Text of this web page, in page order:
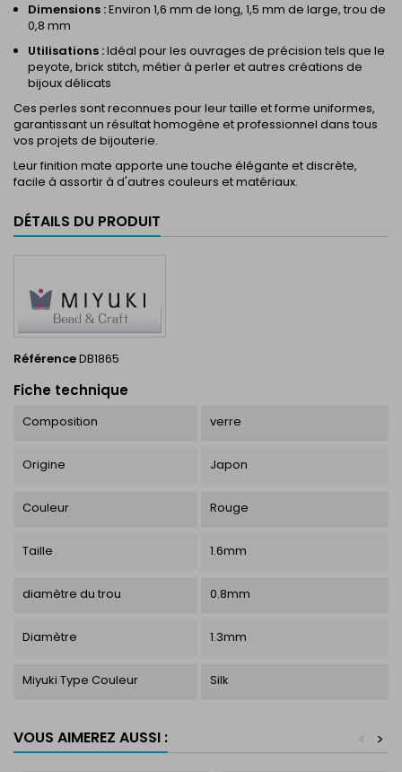
Dimensions :Environ 1,6 mm de long, 1,5 mm de large, trou de
0,8 mm
Utilisations :Idéal pour les ouvrages de précision tels que le
peyote, brick stitch, métier à perler et autres créations de
bijoux délicats
Ces perles sont reconnues pour leur taille et forme uniformes,
garantissant un résultat homogène et professionnel dans tous
vos projets de bijouterie.
Leur finition mate apporte une touche élégante et discrète,
facile à assortir à d'autres couleurs et matériaux.
DÉTAILS DU PRODUIT
RéférenceDB1865
Fiche technique
Composition verre
Origine Japon
Couleur Rouge
Taille 1.6mm
diamètre du trou 0.8mm
Diamètre 1.3mm
Miyuki Type Couleur Silk
VOUS AIMEREZ AUSSI : >
<